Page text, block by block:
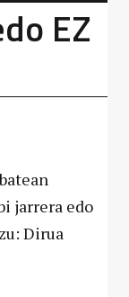
EZ
jarrera edo
Dirua